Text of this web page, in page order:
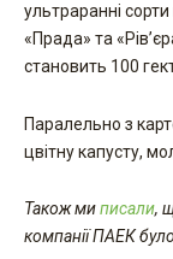
ультраранні сорти
«Прада» та
становить 100
Паралельно з
цвітну капусту,
Також миписали,
компанії ПАЕК